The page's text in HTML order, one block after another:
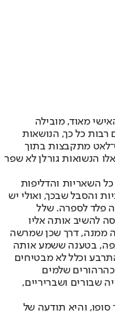
מאוד, מובילה
רבות כל כך, הנושאות
מתקבצות בתוך
הנשואות גורלן לא שפר
השאריות והדליפות
והסבל שבכך, ואולי יש
פלד לספרה. שלל
להשיב אותה אליו
ממנה, דרך שכן שמרשה
בטענה ששמע אותה
וכלל לא מבטיחים
שלמים
שבורים ושבריריים,
והיא תודעה של